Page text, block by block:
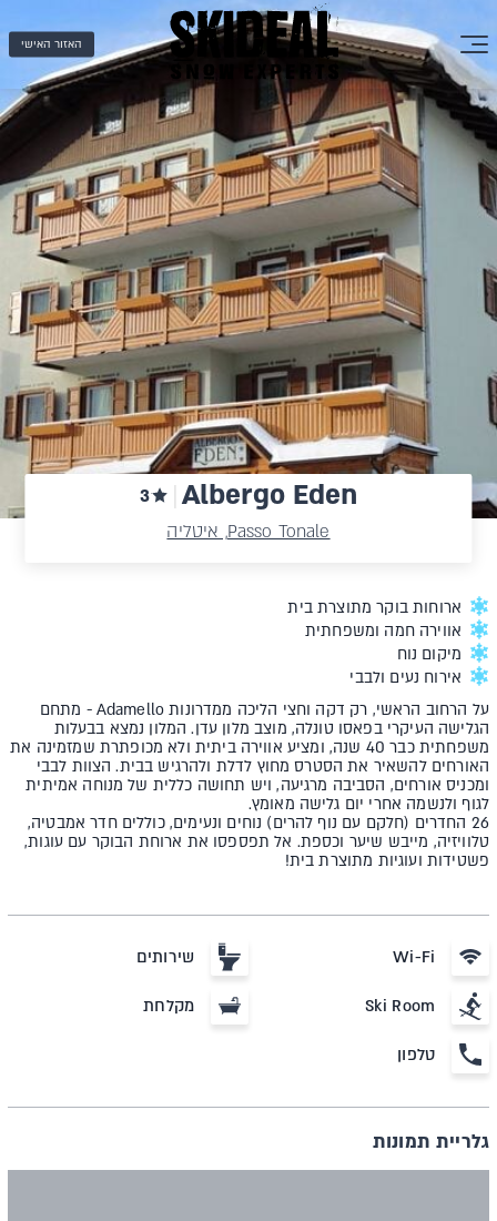
האזור האישי
Albergo Eden
3
Passo Tonale, איטליה
ארוחות בוקר מתוצרת בית
אווירה חמה ומשפחתית
מיקום נוח
אירוח נעים ולבבי
על הרחוב הראשי, רק דקה וחצי הליכה ממדרונות Adamello - מתחם
הגלישה העיקרי בפאסו טונלה, מוצב מלון עדן. המלון נמצא בבעלות
משפחתית כבר 40 שנה, ומציע אווירה ביתית ולא מכופתרת שמזמינה את
האורחים להשאיר את הסטרס מחוץ לדלת ולהרגיש בבית. הצוות לבבי
ומכניס אורחים, הסביבה מרגיעה, ויש תחושה כללית של מנוחה אמיתית
לגוף ולנשמה אחרי יום גלישה מאומץ.
26 החדרים (חלקם עם נוף להרים) נוחים ונעימים, כוללים חדר אמבטיה,
טלוויזיה, מייבש שיער וכספת. אל תפספסו את ארוחת הבוקר עם עוגות,
פשטידות ועוגיות מתוצרת בית!
Wi-Fi שירותים
Ski Room מקלחת
טלפון
גלריית תמונות